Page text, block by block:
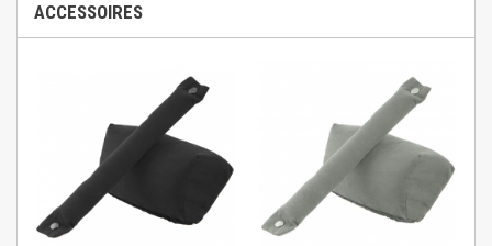
ACCESSOIRES